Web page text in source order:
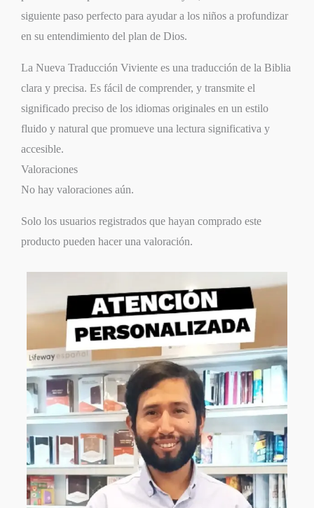
siguiente paso perfecto para ayudar a los niños a profundizar
en su entendimiento del plan de Dios.
La Nueva Traducción Viviente es una traducción de la Biblia
clara y precisa. Es fácil de comprender, y transmite el
significado preciso de los idiomas originales en un estilo
fluido y natural que promueve una lectura significativa y
accesible.
Valoraciones
No hay valoraciones aún.
Solo los usuarios registrados que hayan comprado este
producto pueden hacer una valoración.